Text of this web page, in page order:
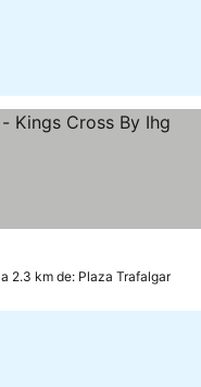
a 2.3 km de: Plaza Trafalgar